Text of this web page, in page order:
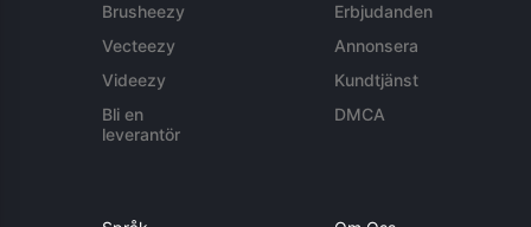
Brusheezy
Vecteezy
Videezy
Bli en
leverantör
Erbjudanden
Annonsera
Kundtjänst
DMCA